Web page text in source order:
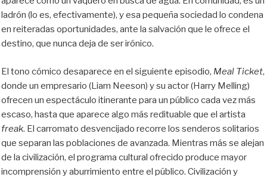
ladrón (lo es, efectivamente), y esa pequeña sociedad lo condena
en reiteradas oportunidades, ante la salvación que le ofrece el
destino, que nunca deja de ser irónico.
El tono cómico desaparece en el siguiente episodio, Meal Ticket,
donde un empresario (Liam Neeson) y su actor (Harry Melling)
ofrecen un espectáculo itinerante para un público cada vez más
escaso, hasta que aparece algo más redituable que el artista
freak. El carromato desvencijado recorre los senderos solitarios
que separan las poblaciones de avanzada. Mientras más se alejan
de la civilización, el programa cultural ofrecido produce mayor
incomprensión y aburrimiento entre el público. Civilización y